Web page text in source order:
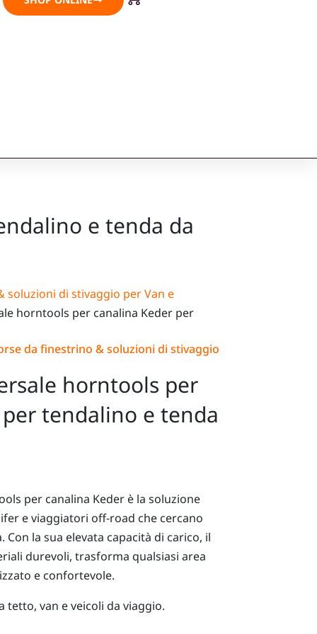
e tenda da
soluzioni di stivaggio per Van e
horntools per canalina Keder per
da finestrino & soluzioni di stivaggio
horntools per
tendalino e tenda
per canalina Keder è la soluzione
e viaggiatori off-road che cercano
la sua elevata capacità di carico, il
durevoli, trasforma qualsiasi area
e confortevole.
tetto, van e veicoli da viaggio.